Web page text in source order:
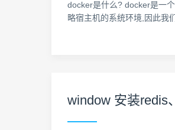
docker是什么? docker是一
略宿主机的系统环境,因此我
window 安装redis